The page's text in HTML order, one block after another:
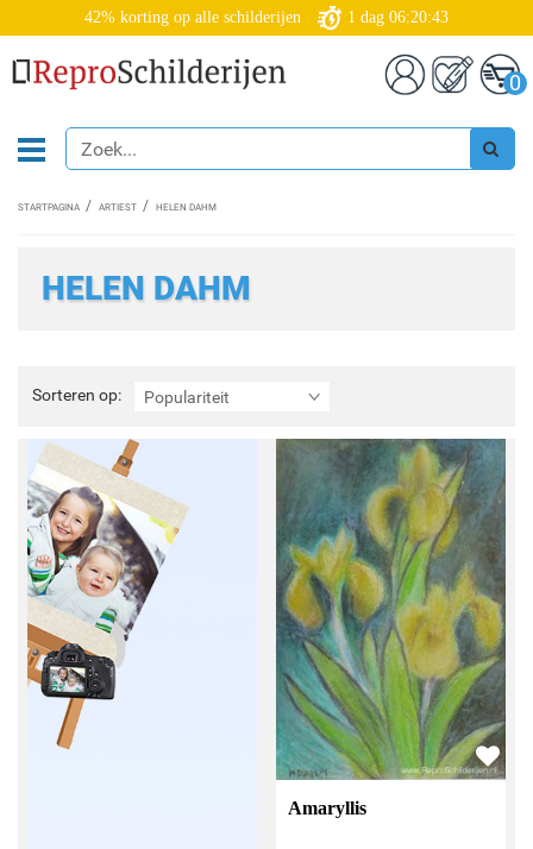
42% korting op alle schilderijen 1 dag 06:20:42
0
STARTPAGINA ARTIEST HELEN DAHM
HELEN DAHM
Sorteren op: Populariteit
Sorteren
op:
Amaryllis